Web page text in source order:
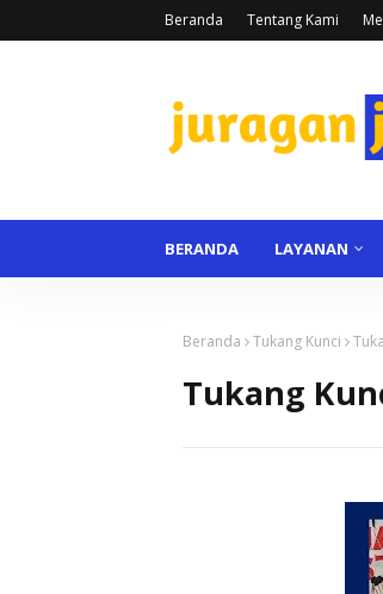
Beranda Tentang Kami
BERANDA LAYANAN
Beranda Tukang Kunci
Tukang